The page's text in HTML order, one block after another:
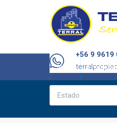
+56 9 9619
Inicio
Estado